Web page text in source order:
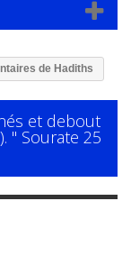
de Hadiths
et debout
" Sourate 25